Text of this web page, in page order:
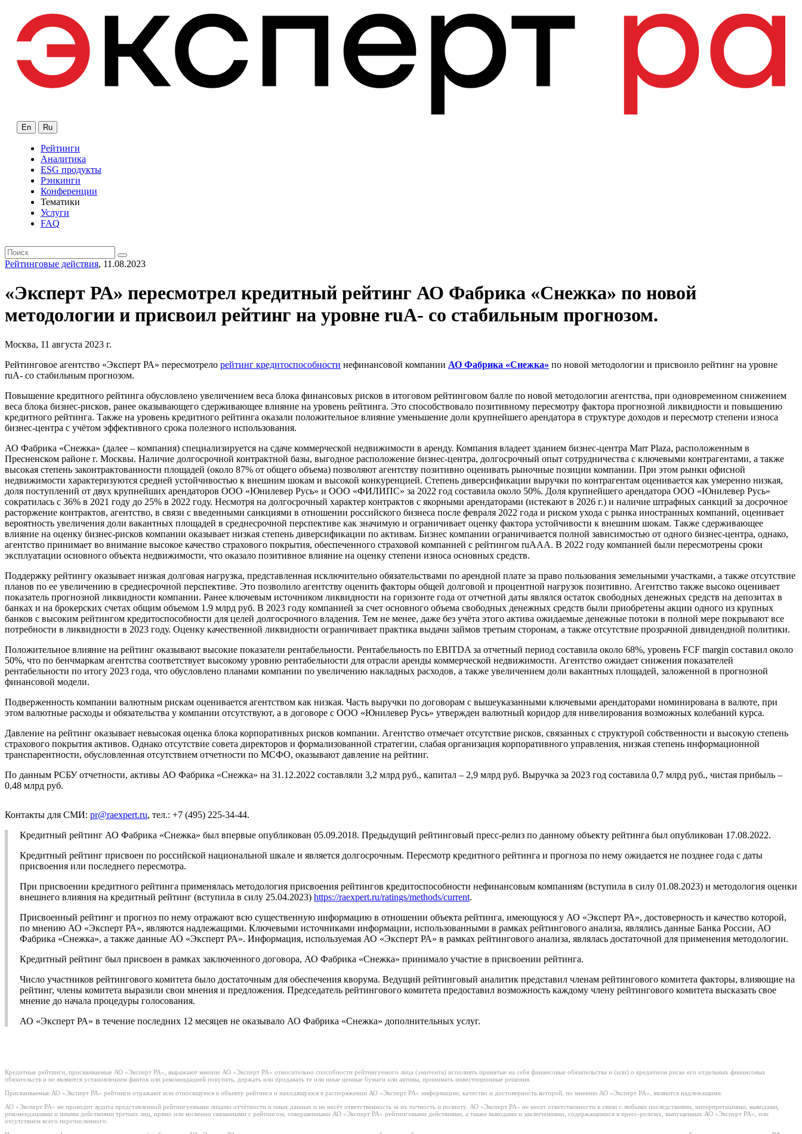
En Ru
Рейтинги
Аналитика
ESG продукты
Рэнкинги
Конференции
Тематики
Услуги
FAQ
Рейтинговые действия, 11.08.2023
«Эксперт РА» пересмотрел кредитный рейтинг АО Фабрика «Снежка» по новой
методологии и присвоил рейтинг на уровне ruA- со стабильным прогнозом.
Москва, 11 августа 2023 г.
Рейтинговое агентство «Эксперт РА» пересмотрело рейтинг кредитоспособности нефинансовой компании АО Фабрика «Снежка» по новой методологии и присвоило рейтинг на уровне
ruA- со стабильным прогнозом.
Повышение кредитного рейтинга обусловлено увеличением веса блока финансовых рисков в итоговом рейтинговом балле по новой методологии агентства, при одновременном снижением
веса блока бизнес-рисков, ранее оказывающего сдерживающее влияние на уровень рейтинга. Это способствовало позитивному пересмотру фактора прогнозной ликвидности и повышению
кредитного рейтинга. Также на уровень кредитного рейтинга оказали положительное влияние уменьшение доли крупнейшего арендатора в структуре доходов и пересмотр степени износа
бизнес-центра с учётом эффективного срока полезного использования.
АО Фабрика «Снежка» (далее – компания) специализируется на сдаче коммерческой недвижимости в аренду. Компания владеет зданием бизнес-центра Marr Plaza, расположенным в
Пресненском районе г. Москвы. Наличие долгосрочной контрактной базы, выгодное расположение бизнес-центра, долгосрочный опыт сотрудничества с ключевыми контрагентами, а также
высокая степень законтрактованности площадей (около 87% от общего объема) позволяют агентству позитивно оценивать рыночные позиции компании. При этом рынки офисной
недвижимости характеризуются средней устойчивостью к внешним шокам и высокой конкуренцией. Степень диверсификации выручки по контрагентам оценивается как умеренно низкая,
доля поступлений от двух крупнейших арендаторов ООО «Юнилевер Русь» и ООО «ФИЛИПС» за 2022 год составила около 50%. Доля крупнейшего арендатора ООО «Юнилевер Русь»
сократилась с 36% в 2021 году до 25% в 2022 году. Несмотря на долгосрочный характер контрактов с якорными арендаторами (истекают в 2026 г.) и наличие штрафных санкций за досрочное
расторжение контрактов, агентство, в связи с введенными санкциями в отношении российского бизнеса после февраля 2022 года и риском ухода с рынка иностранных компаний, оценивает
вероятность увеличения доли вакантных площадей в среднесрочной перспективе как значимую и ограничивает оценку фактора устойчивости к внешним шокам. Также сдерживающее
влияние на оценку бизнес-рисков компании оказывает низкая степень диверсификации по активам. Бизнес компании ограничивается полной зависимостью от одного бизнес-центра, однако,
агентство принимает во внимание высокое качество страхового покрытия, обеспеченного страховой компанией с рейтингом ruAAA. В 2022 году компанией были пересмотрены сроки
эксплуатации основного объекта недвижимости, что оказало позитивное влияние на оценку степени износа основных средств.
Поддержку рейтингу оказывает низкая долговая нагрузка, представленная исключительно обязательствами по арендной плате за право пользования земельными участками, а также отсутствие
планов по ее увеличению в среднесрочной перспективе. Это позволило агентству оценить факторы общей долговой и процентной нагрузок позитивно. Агентство также высоко оценивает
показатель прогнозной ликвидности компании. Ранее ключевым источником ликвидности на горизонте года от отчетной даты являлся остаток свободных денежных средств на депозитах в
банках и на брокерских счетах общим объемом 1.9 млрд руб. В 2023 году компанией за счет основного объема свободных денежных средств были приобретены акции одного из крупных
банков с высоким рейтингом кредитоспособности для целей долгосрочного владения. Тем не менее, даже без учёта этого актива ожидаемые денежные потоки в полной мере покрывают все
потребности в ликвидности в 2023 году. Оценку качественной ликвидности ограничивает практика выдачи займов третьим сторонам, а также отсутствие прозрачной дивидендной политики.
Положительное влияние на рейтинг оказывают высокие показатели рентабельности. Рентабельность по EBITDA за отчетный период составила около 68%, уровень FCF margin составил около
50%, что по бенчмаркам агентства соответствует высокому уровню рентабельности для отрасли аренды коммерческой недвижимости. Агентство ожидает снижения показателей
рентабельности по итогу 2023 года, что обусловлено планами компании по увеличению накладных расходов, а также увеличением доли вакантных площадей, заложенной в прогнозной
финансовой модели.
Подверженность компании валютным рискам оценивается агентством как низкая. Часть выручки по договорам с вышеуказанными ключевыми арендаторами номинирована в валюте, при
этом валютные расходы и обязательства у компании отсутствуют, а в договоре с ООО «Юнилевер Русь» утвержден валютный коридор для нивелирования возможных колебаний курса.
Давление на рейтинг оказывает невысокая оценка блока корпоративных рисков компании. Агентство отмечает отсутствие рисков, связанных с структурой собственности и высокую степень
страхового покрытия активов. Однако отсутствие совета директоров и формализованной стратегии, слабая организация корпоративного управления, низкая степень информационной
транспарентности, обусловленная отсутствием отчетности по МСФО, оказывают давление на рейтинг.
По данным РСБУ отчетности, активы АО Фабрика «Снежка» на 31.12.2022 составляли 3,2 млрд руб., капитал – 2,9 млрд руб. Выручка за 2023 год составила 0,7 млрд руб., чистая прибыль –
0,48 млрд руб.
Контакты для СМИ: pr@raexpert.ru, тел.: +7 (495) 225-34-44.
Кредитный рейтинг АО Фабрика «Снежка» был впервые опубликован 05.09.2018. Предыдущий рейтинговый пресс-релиз по данному объекту рейтинга был опубликован 17.08.2022.
Кредитный рейтинг присвоен по российской национальной шкале и является долгосрочным. Пересмотр кредитного рейтинга и прогноза по нему ожидается не позднее года с даты
присвоения или последнего пересмотра.
При присвоении кредитного рейтинга применялась методология присвоения рейтингов кредитоспособности нефинансовым компаниям (вступила в силу 01.08.2023) и методология оценки
внешнего влияния на кредитный рейтинг (вступила в силу 25.04.2023) https://raexpert.ru/ratings/methods/current.
Присвоенный рейтинг и прогноз по нему отражают всю существенную информацию в отношении объекта рейтинга, имеющуюся у АО «Эксперт РА», достоверность и качество которой,
по мнению АО «Эксперт РА», являются надлежащими. Ключевыми источниками информации, использованными в рамках рейтингового анализа, являлись данные Банка России, АО
Фабрика «Снежка», а также данные АО «Эксперт РА». Информация, используемая АО «Эксперт РА» в рамках рейтингового анализа, являлась достаточной для применения методологии.
Кредитный рейтинг был присвоен в рамках заключенного договора, АО Фабрика «Снежка» принимало участие в присвоении рейтинга.
Число участников рейтингового комитета было достаточным для обеспечения кворума. Ведущий рейтинговый аналитик представил членам рейтингового комитета факторы, влияющие на
рейтинг, члены комитета выразили свои мнения и предложения. Председатель рейтингового комитета предоставил возможность каждому члену рейтингового комитета высказать свое
мнение до начала процедуры голосования.
АО «Эксперт РА» в течение последних 12 месяцев не оказывало АО Фабрика «Снежка» дополнительных услуг.
Кредитные рейтинги, присваиваемые АО «Эксперт РА», выражают мнение АО «Эксперт РА» относительно способности рейтингуемого лица (эмитента) исполнять принятые на себя финансовые обязательства и (или) о кредитном риске его отдельных финансовых
обязательств и не являются установлением фактов или рекомендацией покупать, держать или продавать те или иные ценные бумаги или активы, принимать инвестиционные решения.
Присваиваемые АО «Эксперт РА» рейтинги отражают всю относящуюся к объекту рейтинга и находящуюся в распоряжении АО «Эксперт РА» информацию, качество и достоверность которой, по мнению АО «Эксперт РА», являются надлежащими.
АО «Эксперт РА» не проводит аудита представленной рейтингуемыми лицами отчётности и иных данных и не несёт ответственность за их точность и полноту. АО «Эксперт РА» не несет ответственности в связи с любыми последствиями, интерпретациями, выводами,
рекомендациями и иными действиями третьих лиц, прямо или косвенно связанными с рейтингом, совершенными АО «Эксперт РА» рейтинговыми действиями, а также выводами и заключениями, содержащимися в пресс-релизах, выпущенных АО «Эксперт РА», или
отсутствием всего перечисленного.